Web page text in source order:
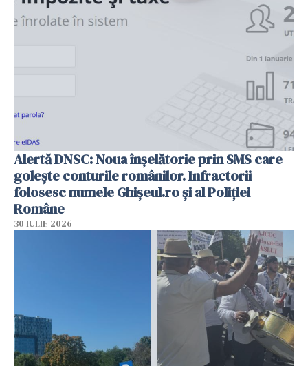
Alertă DNSC: Noua înșelătorie prin SMS care
golește conturile românilor. Infractorii
folosesc numele Ghișeul.ro și al Poliției
Române
30 IULIE 2026